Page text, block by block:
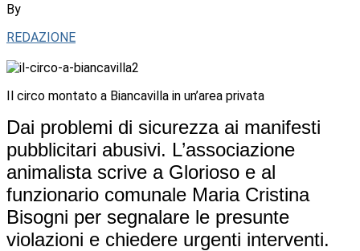
By
REDAZIONE
Il circo montato a Biancavilla in un’area privata
Dai problemi di sicurezza ai manifesti
pubblicitari abusivi. L’associazione
animalista scrive a Glorioso e al
funzionario comunale Maria Cristina
Bisogni per segnalare le presunte
violazioni e chiedere urgenti interventi.